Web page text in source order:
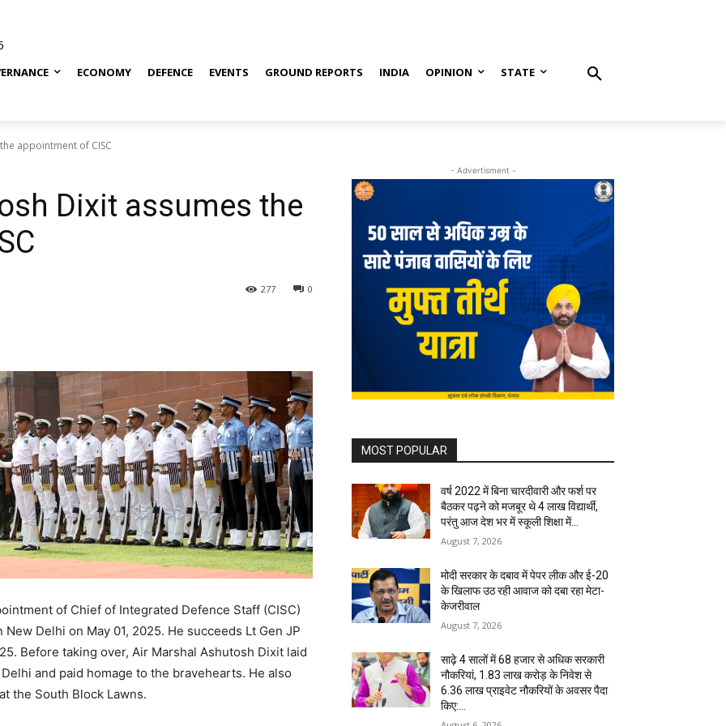
ECONOMY DEFENCE EVENTS GROUND REPORTS INDIA OPINION STATE
appointment of CISC
Dixit assumes the
0
277
of Chief of Integrated Defence Staff (CISC)
Delhi on May 01, 2025. He succeeds Lt Gen JP
Before taking over, Air Marshal Ashutosh Dixit laid
and paid homage to the bravehearts. He also
the South Block Lawns.
- Advertisment -
MOST POPULAR
वर्ष 2022 में बिना चारदीवारी और फर्श पर
बैठकर पढ़ने को मजबूर थे 4 लाख विद्यार्थी,
परंतु आज देश भर में स्कूली शिक्षा में...
August 7, 2026
मोदी सरकार के दबाव में पेपर लीक और ई-20
के खिलाफ उठ रही आवाज को दबा रहा मेटा-
केजरीवाल
August 7, 2026
साढ़े 4 सालों में 68 हजार से अधिक सरकारी
नौकरियां, 1.83 लाख करोड़ के निवेश से
6.36 लाख प्राइवेट नौकरियों के अवसर पैदा
किए:...